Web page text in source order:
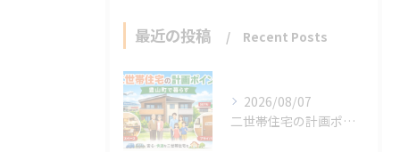
最近の投稿 Recent Posts
2026/08/07
二世帯住宅の計画ポイント【豊山町】